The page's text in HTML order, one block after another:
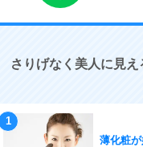
さりげなく美人に見え
薄化粧が